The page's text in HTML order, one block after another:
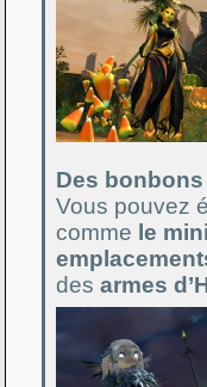
Des
Vous pouvez
comme le
des armes